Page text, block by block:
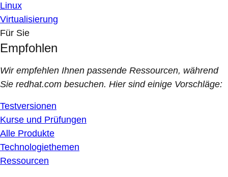
Linux
Virtualisierung
Für Sie
Empfohlen
Wir empfehlen Ihnen passende Ressourcen, während
Sie redhat.com besuchen. Hier sind einige Vorschläge:
Testversionen
Kurse und Prüfungen
Alle Produkte
Technologiethemen
Ressourcen